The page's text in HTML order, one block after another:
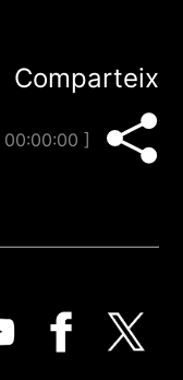
Comparteix
00:00:00 ]